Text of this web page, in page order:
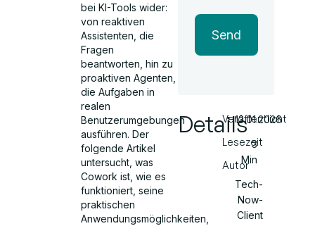
bei KI-Tools wider:
von reaktiven
Assistenten, die
Fragen
beantworten, hin zu
proaktiven Agenten,
die Aufgaben in
realen
Benutzerumgebungen
ausführen. Der
folgende Artikel
untersucht, was
Cowork ist, wie es
funktioniert, seine
praktischen
Anwendungsmöglichkeiten,
Send
DetailsVeröffentlicht
Lesezeit
Autor
13.01.2026
3
Min
Tech-
Now-
Client